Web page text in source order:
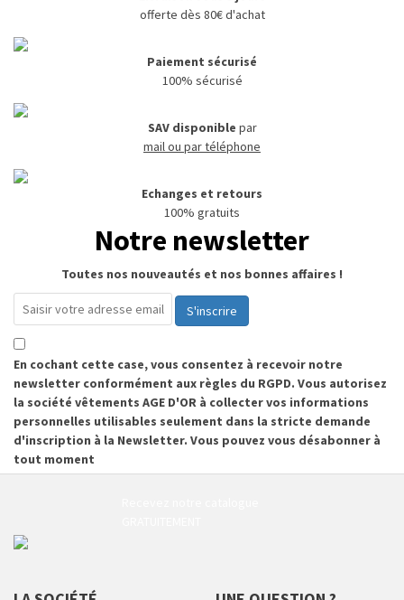
offerte dès 80€ d'achat
Paiement sécurisé
100% sécurisé
SAV disponible par
mail ou par téléphone
Echanges et retours
100% gratuits
Notre newsletter
Toutes nos nouveautés et nos bonnes affaires !
S'inscrire
En cochant cette case, vous consentez à recevoir notre
newsletter conformément aux règles du RGPD. Vous autorisez
la société vêtements AGE D'OR à collecter vos informations
personnelles utilisables seulement dans la stricte demande
d'inscription à la Newsletter. Vous pouvez vous désabonner à
tout moment